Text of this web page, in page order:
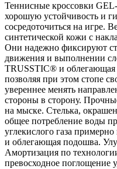
Теннисные кроссовки
хорошую устойчивость и
сосредоточиться на игре.
синтетической кожи с
Они надежно фиксируют
движения и выполнении
TRUSSTIC® и облегающая
позволяя при этом стопе
увереннее менять
стороны в сторону.
на мыске. Стелька,
общее потребление воды
углекислого газа
и облегающая подошва.
Амортизация по
превосходное поглощение